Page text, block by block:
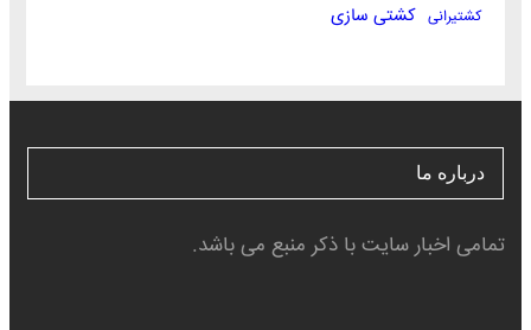
کشتیرانی کشتی سازی
درباره ما
تمامی اخبار سایت با ذکر منبع می باشد.